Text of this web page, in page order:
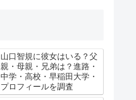
山口智規に彼女はいる？父
親・母親・兄弟は？進路・
中学・高校・早稲田大学・
プロフィールを調査